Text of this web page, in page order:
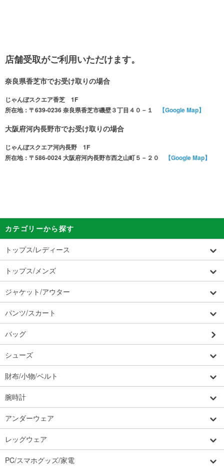
店舗受取がご利用いただけます。
奈良県香芝市でお受け取りの場合
じゃんぼスクエア香芝 1F
所在地：〒639-0236 奈良県香芝市磯壁３丁目４０－１
【Google Map】
大阪府河内長野市でお受け取りの場合
じゃんぼスクエア河内長野 1F
所在地：〒586-0024 大阪府河内長野市西之山町５－２０
【Google Map】
カテゴリーから探す
トップス/レディース
トップス/メンズ
ジャケット/アウター
パンツ/スカート
バッグ
シューズ
財布/小物/ベルト
腕時計
アンダーウェア
レッグウェア
PC/スマホグッズ/家電